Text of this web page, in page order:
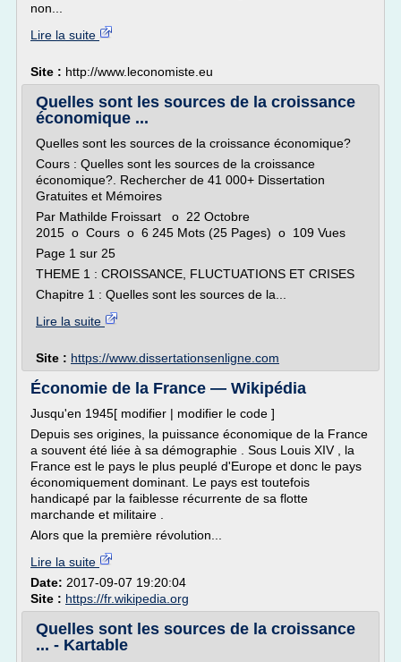
non...
Lire la suite
Site : http://www.leconomiste.eu
Quelles sont les sources de la croissance
économique ...
Quelles sont les sources de la croissance économique?
Cours : Quelles sont les sources de la croissance
économique?. Rechercher de 41 000+ Dissertation
Gratuites et Mémoires
Par Mathilde Froissart o 22 Octobre
2015 o Cours o 6 245 Mots (25 Pages) o 109 Vues
Page 1 sur 25
THEME 1 : CROISSANCE, FLUCTUATIONS ET CRISES
Chapitre 1 : Quelles sont les sources de la...
Lire la suite
Site : https://www.dissertationsenligne.com
Économie de la France — Wikipédia
Jusqu'en 1945[ modifier | modifier le code ]
Depuis ses origines, la puissance économique de la France
a souvent été liée à sa démographie . Sous Louis XIV , la
France est le pays le plus peuplé d'Europe et donc le pays
économiquement dominant. Le pays est toutefois
handicapé par la faiblesse récurrente de sa flotte
marchande et militaire .
Alors que la première révolution...
Lire la suite
Date: 2017-09-07 19:20:04
Site : https://fr.wikipedia.org
Quelles sont les sources de la croissance
... - Kartable